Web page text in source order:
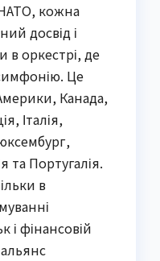
кожна
досвід і
в оркестрі, де
Це
Канада,
Італія,
та Португалія.
в
і фінансовій